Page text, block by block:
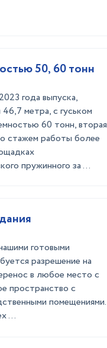
50, 60 тонн
года выпуска,
метра, с гуськом
60 тонн, вторая
стажем работы более
пружинного за ...
готовыми
разрешение на
в любое место с
пространство с
помещениями.
...